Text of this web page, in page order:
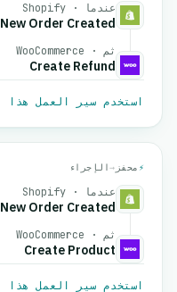
عندما · Shopify
New Order Created
ثم · WooCommerce
Create Refund
استخدم سير العمل هذا
⚡ محفز →الإجراء
عندما · Shopify
New Order Created
ثم · WooCommerce
Create Product
استخدم سير العمل هذا